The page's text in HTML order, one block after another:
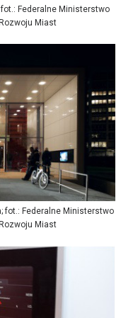
Federalne Ministerstwo
Miast
fot.: Federalne Ministerstwo
Miast